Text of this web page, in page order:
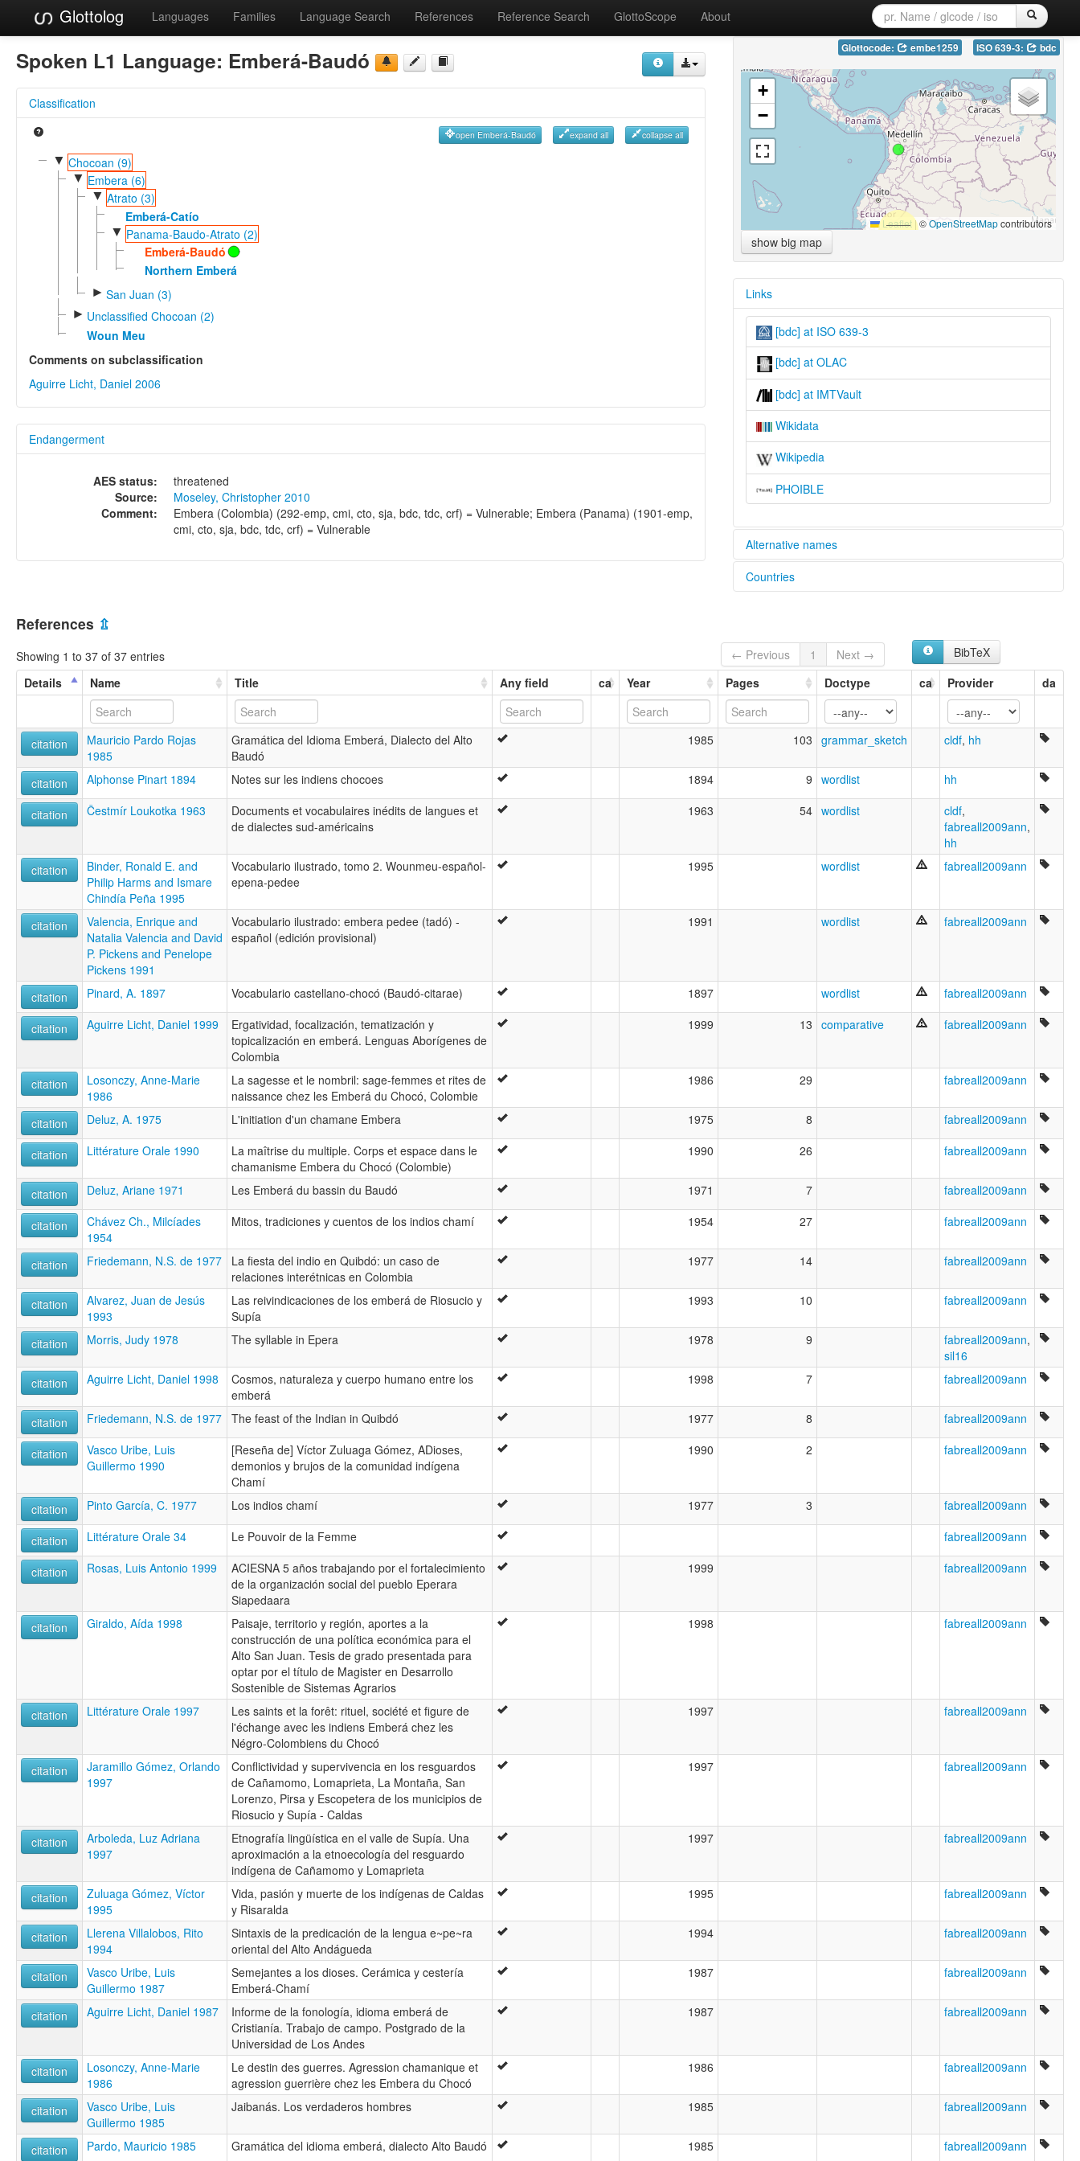
Glottolog Languages Families Language Search References Reference Search GlottoScope About
Spoken L1 Language: Emberá-Baudó
Classification
open Emberá-Baudó expand all collapse all
▼ Chocoan (9)
▼ Embera (6)
▼ Atrato (3)
Emberá-Catío
▼ Panama-Baudo-Atrato (2)
Emberá-Baudó
Northern Emberá
► San Juan (3)
► Unclassified Chocoan (2)
Woun Meu
Comments on subclassification
Aguirre Licht, Daniel 2006
Endangerment
AES status:
threatened
Source:
Moseley, Christopher 2010
Comment:
Embera (Colombia) (292-emp, cmi, cto, sja, bdc, tdc, crf) = Vulnerable; Embera (Panama) (1901-emp,
cmi, cto, sja, bdc, tdc, crf) = Vulnerable
Glottocode: embe1259 ISO 639-3: bdc
+
−
Leaflet|©OpenStreetMapcontributors
show big map
Links
[bdc] at ISO 639-3
[bdc] at OLAC
[bdc] at IMTVault
Wikidata
Wikipedia
PHOIBLE
Alternative names
glottolog:
multitree:
Baudo
Baudó
Catio
Catrú
Emberá-Baudó
Sia pedee
Countries
References ⇫
Showing 1 to 37 of 37 entries ← Previous 1 Next →
BibTeX
Details
Name Title Any field ca Year Pages Doctype ca Provider da
citation
Mauricio Pardo Rojas
1985
Gramática del Idioma Emberá, Dialecto del Alto
Baudó
1985 103 grammar_sketch cldf, hh
citation Alphonse Pinart 1894 Notes sur les indiens chocoes 1894 9 wordlist hh
citation Čestmír Loukotka 1963
Documents et vocabulaires inédits de langues et
de dialectes sud-américains
1963 54 wordlist cldf,
fabreall2009ann,
hh
citation
Binder, Ronald E. and
Philip Harms and Ismare
Chindía Peña 1995
Vocabulario ilustrado, tomo 2. Wounmeu-español-
epena-pedee
1995 wordlist fabreall2009ann
citation
Valencia, Enrique and
Natalia Valencia and David
P. Pickens and Penelope
Pickens 1991
Vocabulario ilustrado: embera pedee (tadó) -
español (edición provisional)
1991 wordlist fabreall2009ann
citation Pinard, A. 1897 Vocabulario castellano-chocó (Baudó-citarae) 1897 wordlist fabreall2009ann
citation Aguirre Licht, Daniel 1999
Ergatividad, focalización, tematización y
topicalización en emberá. Lenguas Aborígenes de
Colombia
1999 13 comparative fabreall2009ann
citation
Losonczy, Anne-Marie
1986
La sagesse et le nombril: sage-femmes et rites de
naissance chez les Emberá du Chocó, Colombie
1986 29 fabreall2009ann
citation Deluz, A. 1975 L'initiation d'un chamane Embera 1975 8 fabreall2009ann
citation Littérature Orale 1990
La maîtrise du multiple. Corps et espace dans le
chamanisme Embera du Chocó (Colombie)
1990 26 fabreall2009ann
citation Deluz, Ariane 1971 Les Emberá du bassin du Baudó 1971 7 fabreall2009ann
citation
Chávez Ch., Milcíades
1954
Mitos, tradiciones y cuentos de los indios chamí 1954 27 fabreall2009ann
citation Friedemann, N.S. de 1977
La fiesta del indio en Quibdó: un caso de
relaciones interétnicas en Colombia
1977 14 fabreall2009ann
citation
Alvarez, Juan de Jesús
1993
Las reivindicaciones de los emberá de Riosucio y
Supía
1993 10 fabreall2009ann
citation Morris, Judy 1978 The syllable in Epera 1978 9 fabreall2009ann,
sil16
citation
Aguirre Licht, Daniel 1998
Cosmos, naturaleza y cuerpo humano entre los
emberá
1998 7 fabreall2009ann
citation Friedemann, N.S. de 1977 The feast of the Indian in Quibdó 1977 8 fabreall2009ann
citation
Vasco Uribe, Luis
Guillermo 1990
[Reseña de] Víctor Zuluaga Gómez, ADioses,
demonios y brujos de la comunidad indígena
Chamí
1990 2 fabreall2009ann
citation Pinto García, C. 1977 Los indios chamí 1977 3 fabreall2009ann
citation Littérature Orale 34 Le Pouvoir de la Femme fabreall2009ann
citation Rosas, Luis Antonio 1999
ACIESNA 5 años trabajando por el fortalecimiento
de la organización social del pueblo Eperara
Siapedaara
1999 fabreall2009ann
citation Giraldo, Aída 1998
Paisaje, territorio y región, aportes a la
construcción de una política económica para el
Alto San Juan. Tesis de grado presentada para
optar por el título de Magister en Desarrollo
Sostenible de Sistemas Agrarios
1998 fabreall2009ann
citation Littérature Orale 1997
Les saints et la forêt: rituel, société et figure de
l'échange avec les indiens Emberá chez les
Négro-Colombiens du Chocó
1997 fabreall2009ann
citation
Jaramillo Gómez, Orlando
1997
Conflictividad y supervivencia en los resguardos
de Cañamomo, Lomaprieta, La Montaña, San
Lorenzo, Pirsa y Escopetera de los municipios de
Riosucio y Supía - Caldas
1997 fabreall2009ann
citation
Arboleda, Luz Adriana
1997
Etnografía lingüística en el valle de Supía. Una
aproximación a la etnoecología del resguardo
indígena de Cañamomo y Lomaprieta
1997 fabreall2009ann
citation
Zuluaga Gómez, Víctor
1995
Vida, pasión y muerte de los indígenas de Caldas
y Risaralda
1995 fabreall2009ann
citation
Llerena Villalobos, Rito
1994
Sintaxis de la predicación de la lengua e~pe~ra
oriental del Alto Andágueda
1994 fabreall2009ann
citation
Vasco Uribe, Luis
Guillermo 1987
Semejantes a los dioses. Cerámica y cestería
Emberá-Chamí
1987 fabreall2009ann
citation Aguirre Licht, Daniel 1987
Informe de la fonología, idioma emberá de
Cristianía. Trabajo de campo. Postgrado de la
Universidad de Los Andes
1987 fabreall2009ann
citation
Losonczy, Anne-Marie
1986
Le destin des guerres. Agression chamanique et
agression guerrière chez les Embera du Chocó
1986 fabreall2009ann
citation
Vasco Uribe, Luis
Guillermo 1985
Jaibanás. Los verdaderos hombres 1985 fabreall2009ann
citation Pardo, Mauricio 1985 Gramática del idioma emberá, dialecto Alto Baudó 1985 fabreall2009ann